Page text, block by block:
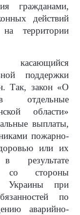
гражданами,
действий
территории
касающийся
поддержки
Так, закон «О
отдельные
области»
выплаты,
пожарно-
или их
результате
со стороны
Украины при
по
аварийно-